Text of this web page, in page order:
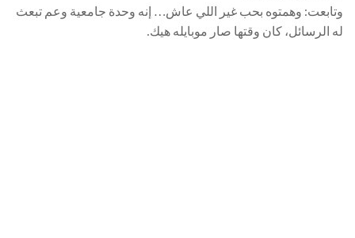
وتابعت: وهمتوه بحب غير اللي عاش… إنه وحدة جامعية وعم تبعث
له الرسائل، كان وقتها صار موبايله هيك.